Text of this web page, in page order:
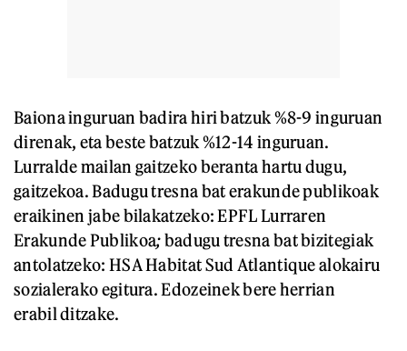
Baiona inguruan badira hiri batzuk %8-9 inguruan
direnak, eta beste batzuk %12-14 inguruan.
Lurralde mailan gaitzeko beranta hartu dugu,
gaitzekoa. Badugu tresna bat erakunde publikoak
eraikinen jabe bilakatzeko: EPFL Lurraren
Erakunde Publikoa;badugu tresna bat bizitegiak
antolatzeko: HSA Habitat Sud Atlantique alokairu
sozialerako egitura. Edozeinek bere herrian
erabil ditzake.